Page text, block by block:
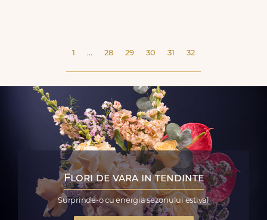
1 ... 28 29 30 31 32
Flori de vara in tendinte
Surprinde-o cu energia sezonului estival